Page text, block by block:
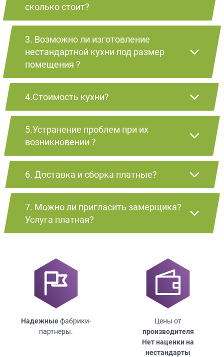
сколько стоит?
3. Возможно ли изготовление
нестандартной кухни под размер
помещения ?
4.Стоимость кухни?
5.Устранение проблем при их
возникновении ?
6. Доставка и сборка платные?
7. Можно ли пригласить замерщика?
Услуга платная?
Надежныефабрики-
партнеры.
Цены от
производителя
Нет наценки на
нестандарты